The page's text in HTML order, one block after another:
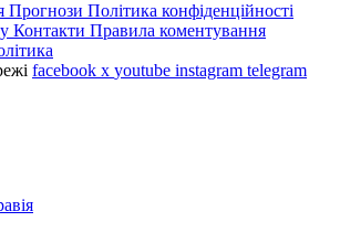
Прогнози Політика конфіденційності
Контакти Правила коментування
facebook x youtube instagram telegram